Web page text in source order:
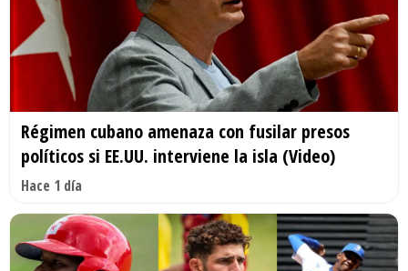
Régimen cubano amenaza con fusilar presos
políticos si EE.UU. interviene la isla (Video)
Hace 1 día